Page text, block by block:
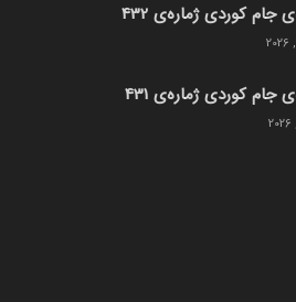
جام کوردی ژمارەی 432
جام کوردی ژمارەی 431